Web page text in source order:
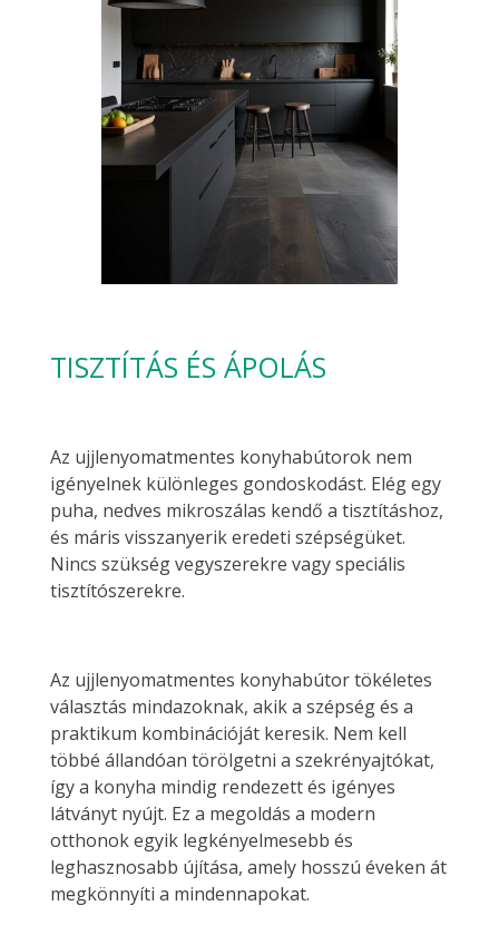
TISZTÍTÁS ÉS ÁPOLÁS
Az ujjlenyomatmentes konyhabútorok nem
igényelnek különleges gondoskodást. Elég egy
puha, nedves mikroszálas kendő a tisztításhoz,
és máris visszanyerik eredeti szépségüket.
Nincs szükség vegyszerekre vagy speciális
tisztítószerekre.
Az ujjlenyomatmentes konyhabútor tökéletes
választás mindazoknak, akik a szépség és a
praktikum kombinációját keresik. Nem kell
többé állandóan törölgetni a szekrényajtókat,
így a konyha mindig rendezett és igényes
látványt nyújt. Ez a megoldás a modern
otthonok egyik legkényelmesebb és
leghasznosabb újítása, amely hosszú éveken át
megkönnyíti a mindennapokat.